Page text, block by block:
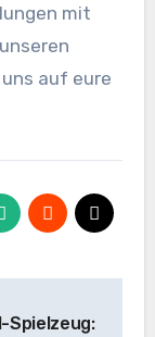
mit
auf eure
Spielzeug: